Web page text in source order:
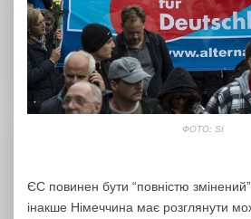
ФОТО: SI
ЄС повинен бути “повністю
інакше Німеччина має розглянути